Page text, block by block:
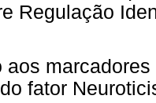
Regulação
aos
fator